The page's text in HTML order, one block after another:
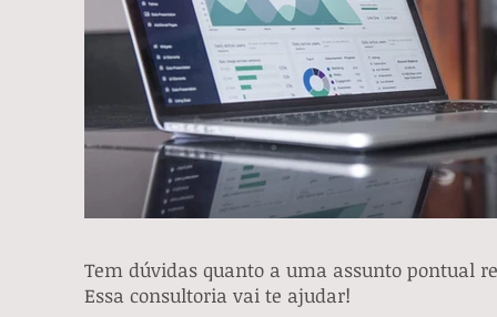
Tem dúvidas quanto a uma assunto pontual
Essa consultoria vai te ajudar!